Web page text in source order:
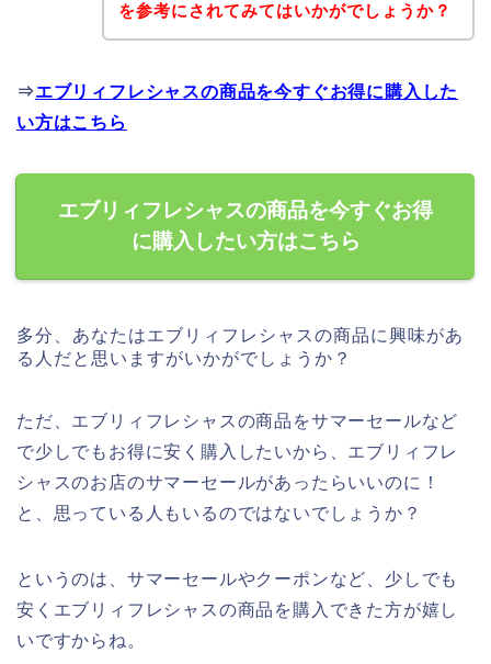
を参考にされてみてはいかがでしょうか？
⇒エブリィフレシャスの商品を今すぐお得に購入した
い方はこちら
エブリィフレシャスの商品を今すぐお得
に購入したい方はこちら
多分、あなたはエブリィフレシャスの商品に興味があ
る人だと思いますがいかがでしょうか？
ただ、エブリィフレシャスの商品をサマーセールなど
で少しでもお得に安く購入したいから、エブリィフレ
シャスのお店のサマーセールがあったらいいのに！
と、思っている人もいるのではないでしょうか？
というのは、サマーセールやクーポンなど、少しでも
安くエブリィフレシャスの商品を購入できた方が嬉し
いですからね。